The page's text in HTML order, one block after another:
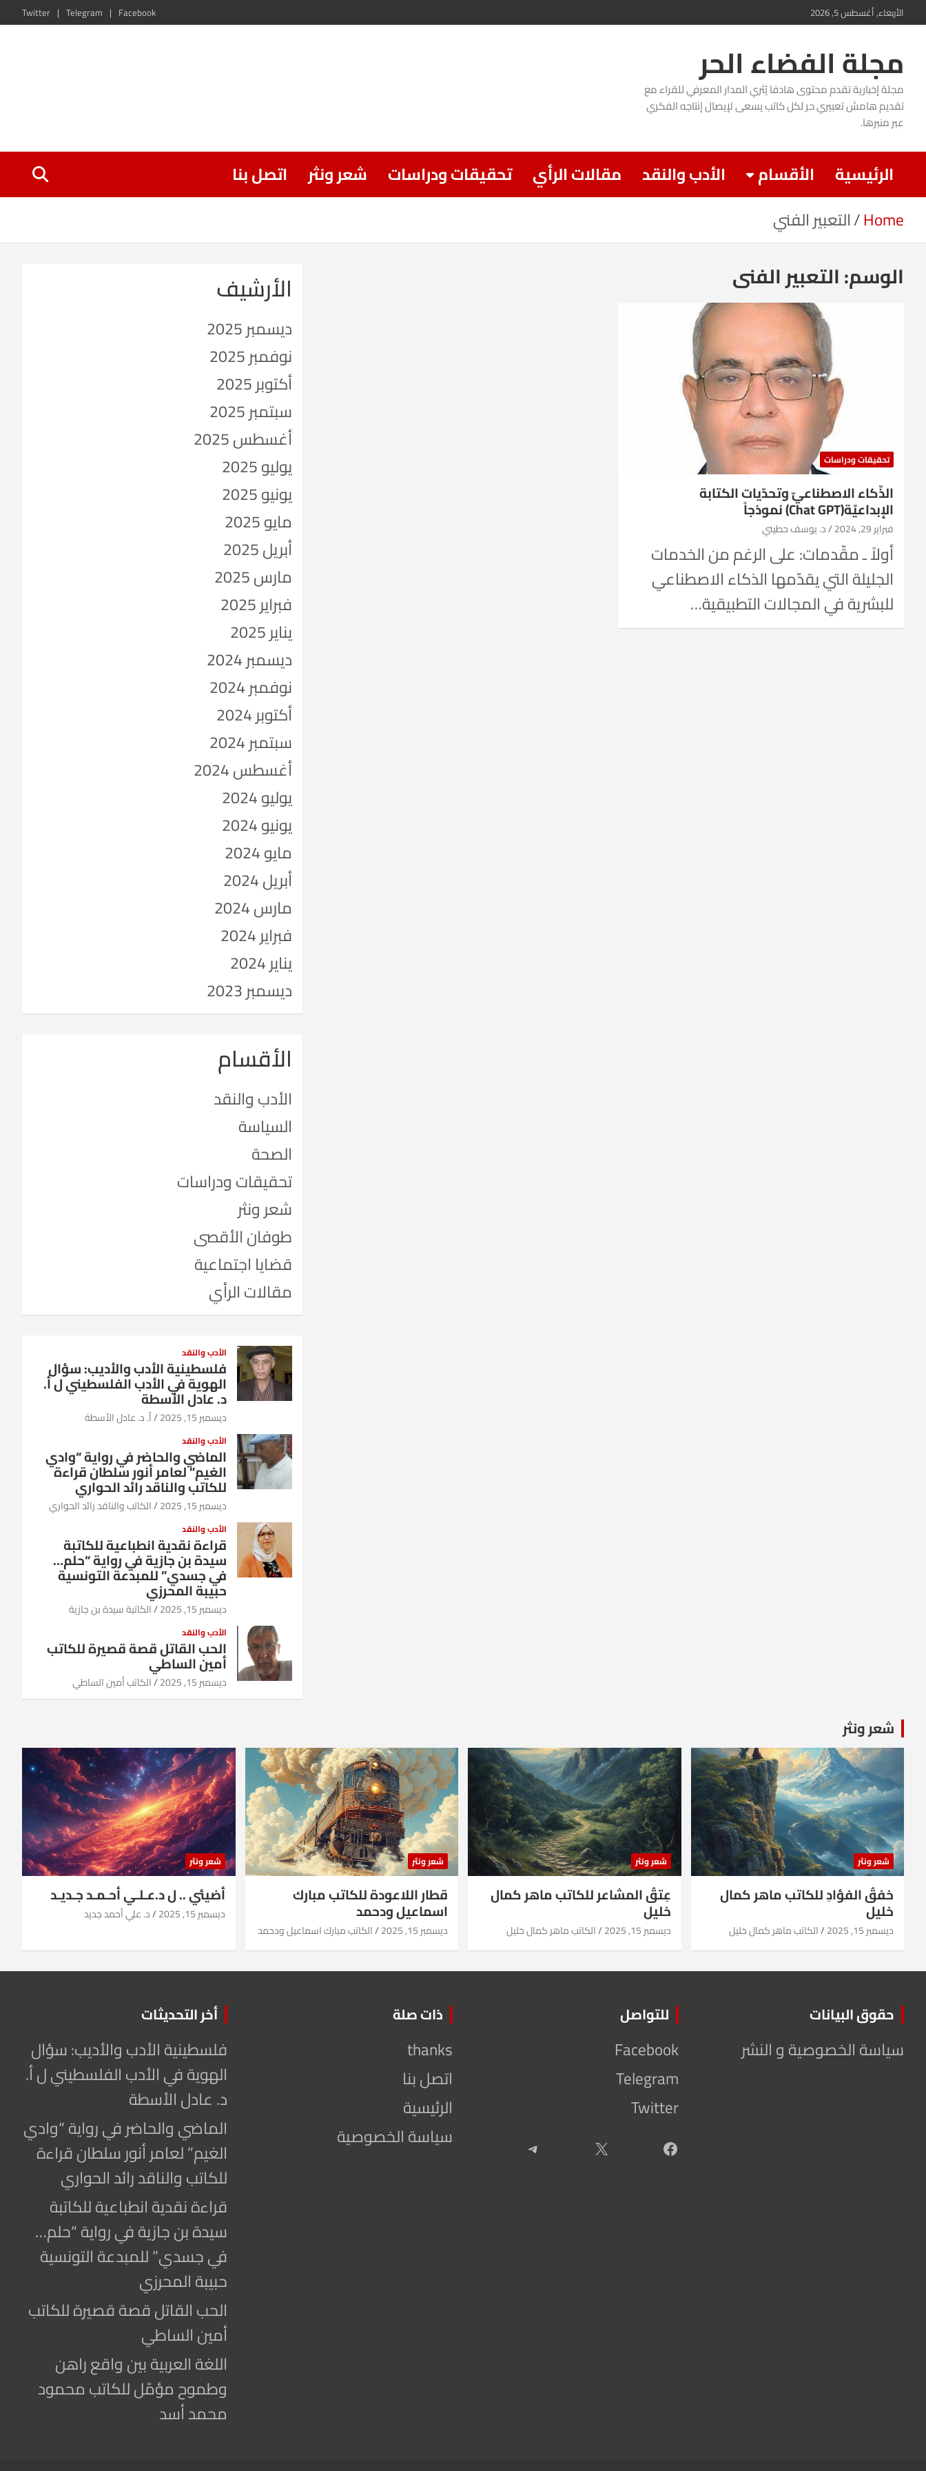
Skip
content
الأربعاء, أغسطس 5, 2026 Facebook
Telegram
Twitter
مجلة الفضاء الحر
مجلة إخبارية تقدم محتوى هادفا يُثري المدار المعرفي للقراء مع
تقديم هامش تعبيري حر لكل كاتب يسعى لإيصال إنتاجه الفكري
عبر منبرها.
الرئيسية الأقسام الأدب والنقد مقالات الرأي تحقيقات ودراسات شعر ونثر
اتصل بنا
Home التعبير الفني
الوسم:التعبير الفني
تحقيقات ودراسات
الذّكاء الاصطناعيّ وتحدّيات الكتابة
الإبداعيّة(Chat GPT) نموذجاً
فبراير 29, 2024 د. يوسف حطيني
أولاً ـ مقّدمات: على الرغم من الخدمات
الجليلة التي يقدّمها الذكاء الاصطناعي
للبشرية في المجالات التطبيقية…
الأرشيف
ديسمبر 2025
نوفمبر 2025
أكتوبر 2025
سبتمبر 2025
أغسطس 2025
يوليو 2025
يونيو 2025
مايو 2025
أبريل 2025
مارس 2025
فبراير 2025
يناير 2025
ديسمبر 2024
نوفمبر 2024
أكتوبر 2024
سبتمبر 2024
أغسطس 2024
يوليو 2024
يونيو 2024
مايو 2024
أبريل 2024
مارس 2024
فبراير 2024
يناير 2024
ديسمبر 2023
الأقسام
الأدب والنقد
السياسة
الصحة
تحقيقات ودراسات
شعر ونثر
طوفان الأقصى
قضايا اجتماعية
مقالات الرأي
الأدب والنقد
فلسطينية الأدب والأديب: سؤال
الهوية في الأدب الفلسطيني ل أ.
د. عادل الأسطة
ديسمبر 15, 2025 أ. د. عادل الأسطة
الأدب والنقد
الماضي والحاضر في رواية “وادي
الغيم” لعامر أنور سلطان قراءة
للكاتب والناقد رائد الحواري
ديسمبر 15, 2025 الكاتب والناقد رائد الحواري
الأدب والنقد
قراءة نقدية انطباعية للكاتبة
سيدة بن جازية في رواية “حلم…
في جسدي” للمبدعة التونسية
حبيبة المحرزي
ديسمبر 15, 2025 الكاتبة سيدة بن جازية
الأدب والنقد
الحب القاتل قصة قصيرة للكاتب
أمين الساطي
ديسمبر 15, 2025 الكاتب أمين الساطي
شعر ونثر
شعر ونثر
خفقُ الفؤادِ للكاتب ماهر كمال
خليل
ديسمبر 15, 2025 الكاتب ماهر كمال خليل
شعر ونثر
عِتقُ المشاعر للكاتب ماهر كمال
خليل
ديسمبر 15, 2025 الكاتب ماهر كمال خليل
شعر ونثر
قطار اللاعودة للكاتب مبارك
اسماعيل ودحمد
ديسمبر 15, 2025 الكاتب مبارك اسماعيل ودحمد
شعر ونثر
أضيئي .. ل د.عـلـي أحـمـد جـديـد
ديسمبر 15, 2025 د. علي أحمد جديد
حقوق البيانات
سياسة الخصوصية و النشر
للتواصل
Facebook
Telegram
Twitter
Facebook
X
Telegram
ذات صلة
thanks
اتصل بنا
الرئيسية
سياسة الخصوصية
أخر التحديثات
فلسطينية الأدب والأديب: سؤال
الهوية في الأدب الفلسطيني ل أ.
د. عادل الأسطة
الماضي والحاضر في رواية “وادي
الغيم” لعامر أنور سلطان قراءة
للكاتب والناقد رائد الحواري
قراءة نقدية انطباعية للكاتبة
سيدة بن جازية في رواية “حلم…
في جسدي” للمبدعة التونسية
حبيبة المحرزي
الحب القاتل قصة قصيرة للكاتب
أمين الساطي
اللغة العربية بين واقع راهن
وطموح مؤمّل للكاتب محمود
محمد أسد